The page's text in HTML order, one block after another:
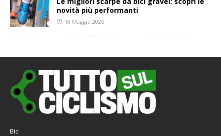
novità più performanti
18 Maggio 2026
Bici